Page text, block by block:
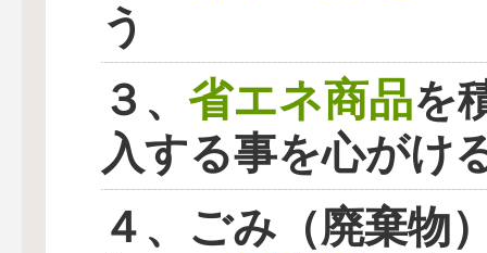
う
３、 省エネ商品を
入する事を心がけ
４、ごみ（廃棄物